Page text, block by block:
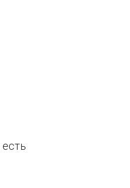
есть